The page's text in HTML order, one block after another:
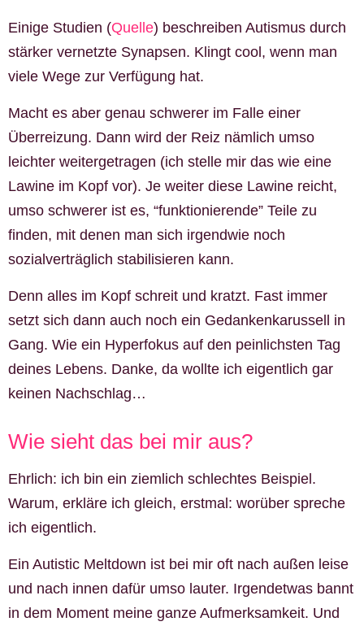
Einige Studien (Quelle) beschreiben Autismus durch
stärker vernetzte Synapsen. Klingt cool, wenn man
viele Wege zur Verfügung hat.
Macht es aber genau schwerer im Falle einer
Überreizung. Dann wird der Reiz nämlich umso
leichter weitergetragen (ich stelle mir das wie eine
Lawine im Kopf vor). Je weiter diese Lawine reicht,
umso schwerer ist es, “funktionierende” Teile zu
finden, mit denen man sich irgendwie noch
sozialverträglich stabilisieren kann.
Denn alles im Kopf schreit und kratzt. Fast immer
setzt sich dann auch noch ein Gedankenkarussell in
Gang. Wie ein Hyperfokus auf den peinlichsten Tag
deines Lebens. Danke, da wollte ich eigentlich gar
keinen Nachschlag…
Wie sieht das bei mir aus?
Ehrlich: ich bin ein ziemlich schlechtes Beispiel.
Warum, erkläre ich gleich, erstmal: worüber spreche
ich eigentlich.
Ein Autistic Meltdown ist bei mir oft nach außen leise
und nach innen dafür umso lauter. Irgendetwas bannt
in dem Moment meine ganze Aufmerksamkeit. Und